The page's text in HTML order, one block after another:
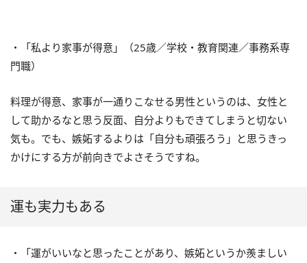
・「私より家事が得意」（25歳／学校・教育関連／事務系専
門職）
料理が得意、家事が一通りこなせる男性というのは、女性と
して助かるなと思う反面、自分よりもできてしまうと切ない
気も。でも、嫉妬するよりは「自分も頑張ろう」と思うきっ
かけにする方が前向きでよさそうですね。
運も実力もある
・「運がいいなと思ったことがあり、嫉妬というか羨ましい